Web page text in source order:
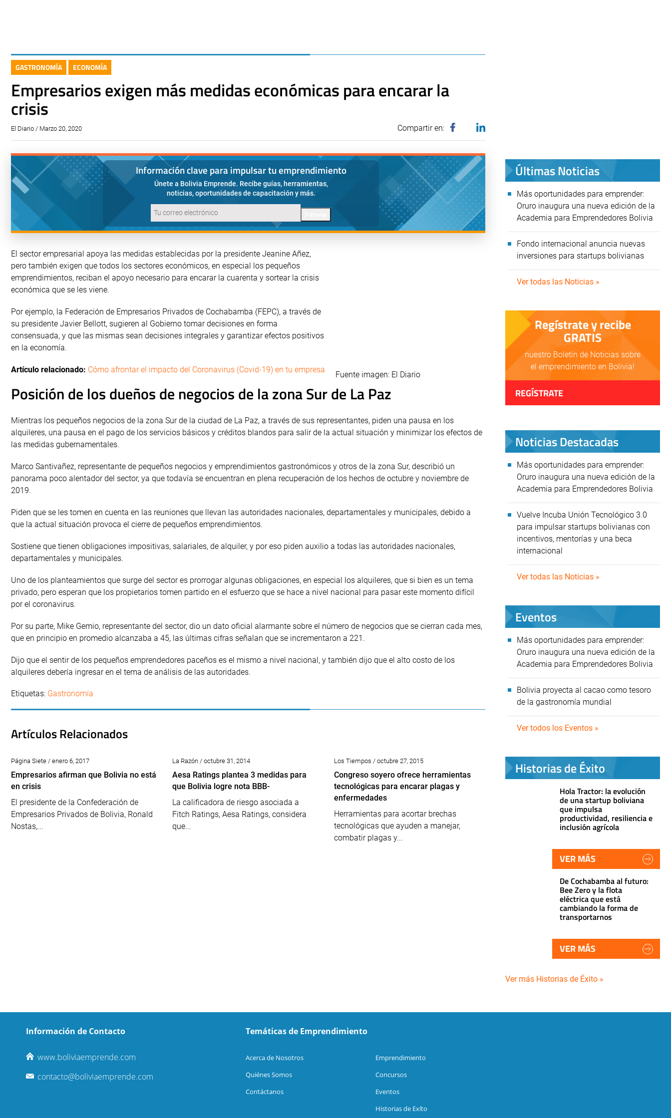
GASTRONOMÍA ECONOMÍA
Empresarios exigen más medidas económicas para encarar la
crisis
El Diario / Marzo 20, 2020 Compartir en:
Información clave para impulsar tu emprendimiento
Únete a Bolivia Emprende. Recibe guías, herramientas,
noticias, oportunidades de capacitación y más.
Fuente imagen: El Diario
El sector empresarial apoya las medidas establecidas por la presidente Jeanine Añez,
pero también exigen que todos los sectores económicos, en especial los pequeños
emprendimientos, reciban el apoyo necesario para encarar la cuarenta y sortear la crisis
económica que se les viene.
Por ejemplo, la Federación de Empresarios Privados de Cochabamba (FEPC), a través de
su presidente Javier Bellott, sugieren al Gobierno tomar decisiones en forma
consensuada, y que las mismas sean decisiones integrales y garantizar efectos positivos
en la economía.
Artículo relacionado: Cómo afrontar el impacto del Coronavirus (Covid-19) en tu empresa
Posición de los dueños de negocios de la zona Sur de La Paz
Mientras los pequeños negocios de la zona Sur de la ciudad de La Paz, a través de sus representantes, piden una pausa en los
alquileres, una pausa en el pago de los servicios básicos y créditos blandos para salir de la actual situación y minimizar los efectos de
las medidas gubernamentales.
Marco Santivañez, representante de pequeños negocios y emprendimientos gastronómicos y otros de la zona Sur, describió un
panorama poco alentador del sector, ya que todavía se encuentran en plena recuperación de los hechos de octubre y noviembre de
2019.
Piden que se les tomen en cuenta en las reuniones que llevan las autoridades nacionales, departamentales y municipales, debido a
que la actual situación provoca el cierre de pequeños emprendimientos.
Sostiene que tienen obligaciones impositivas, salariales, de alquiler, y por eso piden auxilio a todas las autoridades nacionales,
departamentales y municipales.
Uno de los planteamientos que surge del sector es prorrogar algunas obligaciones, en especial los alquileres, que si bien es un tema
privado, pero esperan que los propietarios tomen partido en el esfuerzo que se hace a nivel nacional para pasar este momento difícil
por el coronavirus.
Por su parte, Mike Gemio, representante del sector, dio un dato oficial alarmante sobre el número de negocios que se cierran cada mes,
que en principio en promedio alcanzaba a 45, las últimas cifras señalan que se incrementaron a 221.
Dijo que el sentir de los pequeños emprendedores paceños es el mismo a nivel nacional, y también dijo que el alto costo de los
alquileres debería ingresar en el tema de análisis de las autoridades.
Etiquetas: Gastronomía
Artículos Relacionados
Página Siete / enero 6, 2017
Empresarios afirman que Bolivia no está
en crisis
El presidente de la Confederación de
Empresarios Privados de Bolivia, Ronald
Nostas,...
La Razón / octubre 31, 2014
Aesa Ratings plantea 3 medidas para
que Bolivia logre nota BBB-
La calificadora de riesgo asociada a
Fitch Ratings, Aesa Ratings, considera
que...
Los Tiempos / octubre 27, 2015
Congreso soyero ofrece herramientas
tecnológicas para encarar plagas y
enfermedades
Herramientas para acortar brechas
tecnológicas que ayuden a manejar,
combatir plagas y...
Últimas Noticias
Más oportunidades para emprender:
Oruro inaugura una nueva edición de la
Academia para Emprendedores Bolivia
Fondo internacional anuncia nuevas
inversiones para startups bolivianas
Ver todas las Noticias »
Regístrate y recibe
GRATIS
nuestro Boletín de Noticias sobre
el emprendimiento en Bolivia!
REGÍSTRATE
Noticias Destacadas
Más oportunidades para emprender:
Oruro inaugura una nueva edición de la
Academia para Emprendedores Bolivia
Vuelve Incuba Unión Tecnológico 3.0
para impulsar startups bolivianas con
incentivos, mentorías y una beca
internacional
Ver todas las Noticias »
Eventos
Más oportunidades para emprender:
Oruro inaugura una nueva edición de la
Academia para Emprendedores Bolivia
Bolivia proyecta al cacao como tesoro
de la gastronomía mundial
Ver todos los Eventos »
Historias de Éxito
Hola Tractor: la evolución
de una startup boliviana
que impulsa
productividad, resiliencia e
inclusión agrícola
VER MÁS
De Cochabamba al futuro:
Bee Zero y la flota
eléctrica que está
cambiando la forma de
transportarnos
VER MÁS
Ver más Historias de Éxito »
Información de Contacto
www.boliviaemprende.com
contacto@boliviaemprende.com
Temáticas de Emprendimiento
Acerca de Nosotros
Quiénes Somos
Contáctanos
Emprendimiento
Concursos
Eventos
Historias de Exíto